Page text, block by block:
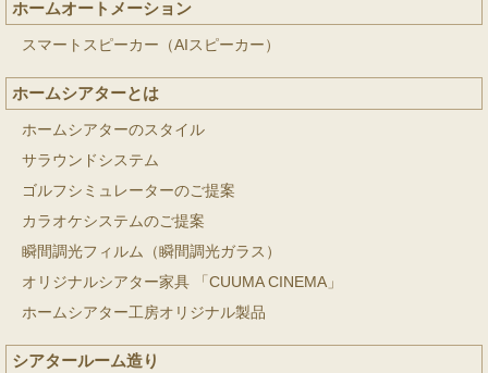
ホームオートメーション
スマートスピーカー（AIスピーカー）
ホームシアターとは
ホームシアターのスタイル
サラウンドシステム
ゴルフシミュレーターのご提案
カラオケシステムのご提案
瞬間調光フィルム（瞬間調光ガラス）
オリジナルシアター家具 「CUUMA CINEMA」
ホームシアター工房オリジナル製品
シアタールーム造り